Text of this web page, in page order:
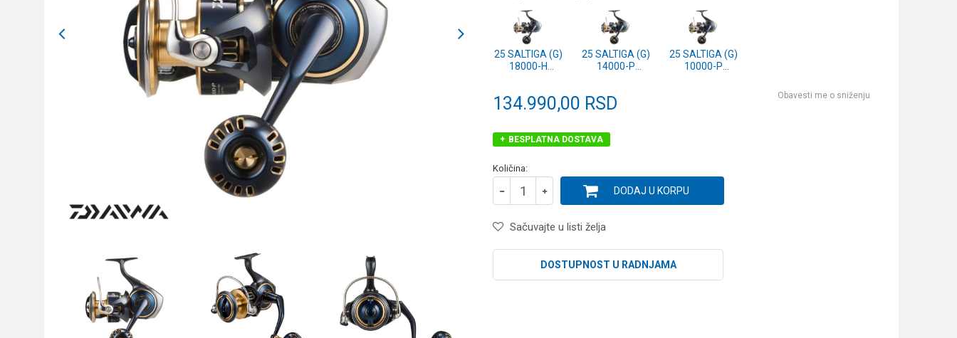
25 SALTIGA (G)
18000-H
25 SALTIGA (G)
14000-P
25 SALTIGA (G)
10000-P
134.990,00 RSD Obavesti me o sniženju
BESPLATNA DOSTAVA
Količina:
DODAJ U KORPU
Sačuvajte u listi želja
DOSTUPNOST U RADNJAMA